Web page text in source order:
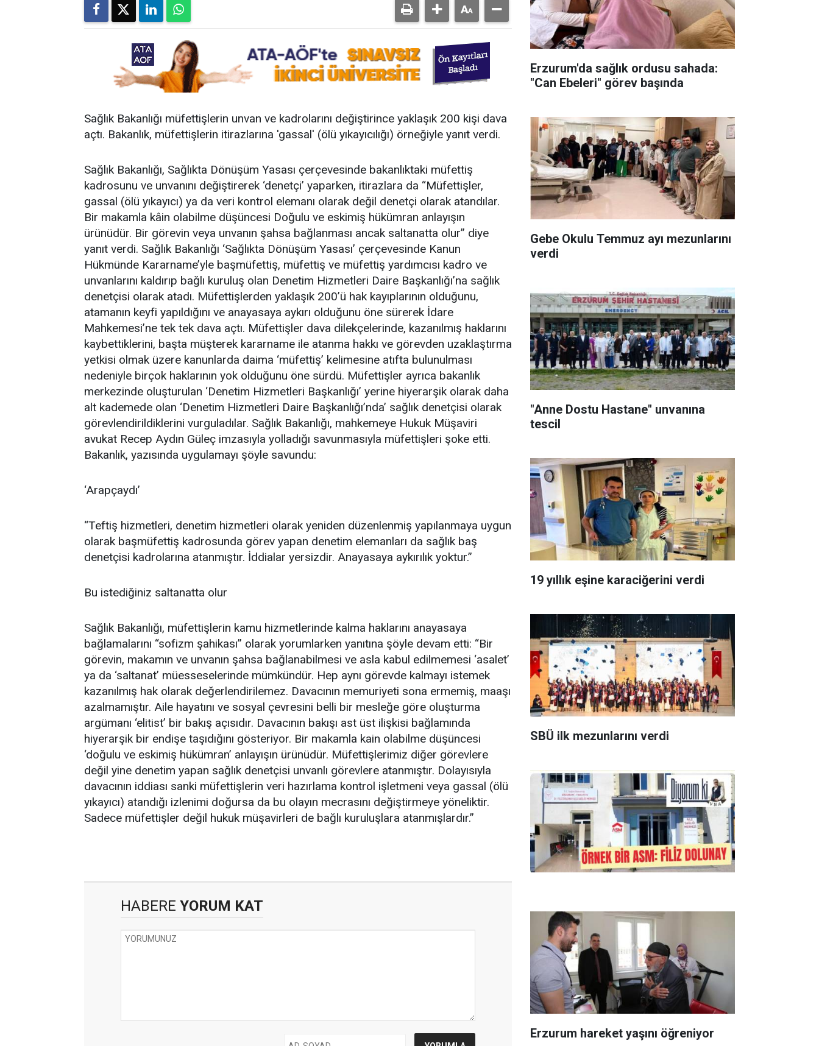
Sağlık Bakanlığı müfettişlerin unvan ve kadrolarını değiştirince yaklaşık 200 kişi dava
açtı. Bakanlık, müfettişlerin itirazlarına 'gassal' (ölü yıkayıcılığı) örneğiyle yanıt verdi.
Sağlık Bakanlığı, Sağlıkta Dönüşüm Yasası çerçevesinde bakanlıktaki müfettiş
kadrosunu ve unvanını değiştirerek ‘denetçi’ yaparken, itirazlara da “Müfettişler,
gassal (ölü yıkayıcı) ya da veri kontrol elemanı olarak değil denetçi olarak atandılar.
Bir makamla kâin olabilme düşüncesi Doğulu ve eskimiş hükümran anlayışın
ürünüdür. Bir görevin veya unvanın şahsa bağlanması ancak saltanatta olur” diye
yanıt verdi. Sağlık Bakanlığı ‘Sağlıkta Dönüşüm Yasası’ çerçevesinde Kanun
Hükmünde Kararname’yle başmüfettiş, müfettiş ve müfettiş yardımcısı kadro ve
unvanlarını kaldırıp bağlı kuruluş olan Denetim Hizmetleri Daire Başkanlığı’na sağlık
denetçisi olarak atadı. Müfettişlerden yaklaşık 200’ü hak kayıplarının olduğunu,
atamanın keyfi yapıldığını ve anayasaya aykırı olduğunu öne sürerek İdare
Mahkemesi’ne tek tek dava açtı. Müfettişler dava dilekçelerinde, kazanılmış haklarını
kaybettiklerini, başta müşterek kararname ile atanma hakkı ve görevden uzaklaştırma
yetkisi olmak üzere kanunlarda daima ‘müfettiş’ kelimesine atıfta bulunulması
nedeniyle birçok haklarının yok olduğunu öne sürdü. Müfettişler ayrıca bakanlık
merkezinde oluşturulan ‘Denetim Hizmetleri Başkanlığı’ yerine hiyerarşik olarak daha
alt kademede olan ‘Denetim Hizmetleri Daire Başkanlığı’nda’ sağlık denetçisi olarak
görevlendirildiklerini vurguladılar. Sağlık Bakanlığı, mahkemeye Hukuk Müşaviri
avukat Recep Aydın Güleç imzasıyla yolladığı savunmasıyla müfettişleri şoke etti.
Bakanlık, yazısında uygulamayı şöyle savundu:
‘Arapçaydı’
“Teftiş hizmetleri, denetim hizmetleri olarak yeniden düzenlenmiş yapılanmaya uygun
olarak başmüfettiş kadrosunda görev yapan denetim elemanları da sağlık baş
denetçisi kadrolarına atanmıştır. İddialar yersizdir. Anayasaya aykırılık yoktur.”
Bu istediğiniz saltanatta olur
Sağlık Bakanlığı, müfettişlerin kamu hizmetlerinde kalma haklarını anayasaya
bağlamalarını “sofizm şahikası” olarak yorumlarken yanıtına şöyle devam etti: “Bir
görevin, makamın ve unvanın şahsa bağlanabilmesi ve asla kabul edilmemesi ‘asalet’
ya da ‘saltanat’ müesseselerinde mümkündür. Hep aynı görevde kalmayı istemek
kazanılmış hak olarak değerlendirilemez. Davacının memuriyeti sona ermemiş, maaşı
azalmamıştır. Aile hayatını ve sosyal çevresini belli bir mesleğe göre oluşturma
argümanı ‘elitist’ bir bakış açısıdır. Davacının bakışı ast üst ilişkisi bağlamında
hiyerarşik bir endişe taşıdığını gösteriyor. Bir makamla kain olabilme düşüncesi
‘doğulu ve eskimiş hükümran’ anlayışın ürünüdür. Müfettişlerimiz diğer görevlere
değil yine denetim yapan sağlık denetçisi unvanlı görevlere atanmıştır. Dolayısıyla
davacının iddiası sanki müfettişlerin veri hazırlama kontrol işletmeni veya gassal (ölü
yıkayıcı) atandığı izlenimi doğursa da bu olayın mecrasını değiştirmeye yöneliktir.
Sadece müfettişler değil hukuk müşavirleri de bağlı kuruluşlara atanmışlardır.”
HABERE YORUM KAT
Erzurum'da sağlık ordusu sahada:
"Can Ebeleri" görev başında
Gebe Okulu Temmuz ayı mezunlarını
verdi
"Anne Dostu Hastane" unvanına
tescil
19 yıllık eşine karaciğerini verdi
SBÜ ilk mezunlarını verdi
Erzurum hareket yaşını öğreniyor